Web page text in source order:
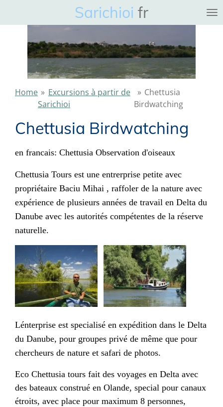
hoofdinhoud
Sarichioi fr
Home » Excursions à partir de
Sarichioi
» Chettusia
Birdwatching
Chettusia Birdwatching
en francais: Chettusia Observation d'oiseaux
Chettusia Tours est une entrerprise petite avec
propriétaire Baciu Mihai , raffoler de la nature avec
expérience de plusieurs années de travail en Delta du
Danube avec les autorités compétentes de la réserve
naturelle.
Lénterprise est specialisé en expédition dans le Delta
du Danube, pour groupes privé de même que pour
chercheurs de nature et safari de photos.
Eco Chettusia tours fait des voyages en Delta avec
des bateaux construé en Olande, special pour canaux
étroits, avec place pour maximum 8 personnes,